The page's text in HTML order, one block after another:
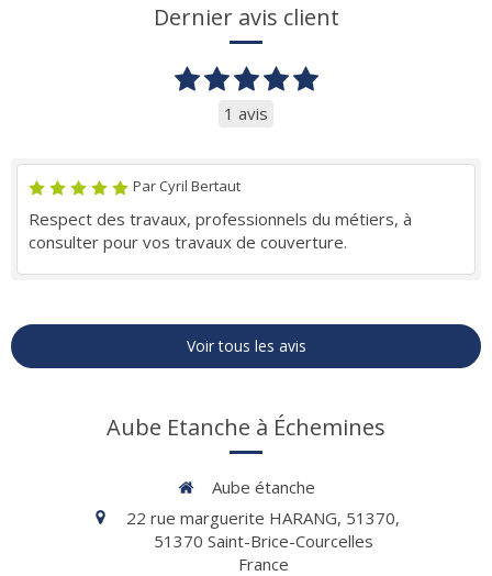
Dernier avis client
1 avis
Par Cyril Bertaut
Respect des travaux, professionnels du métiers, à
consulter pour vos travaux de couverture.
Voir tous les avis
Aube Etanche à Échemines
Aube étanche
22 rue marguerite HARANG, 51370,
51370 Saint-Brice-Courcelles
France